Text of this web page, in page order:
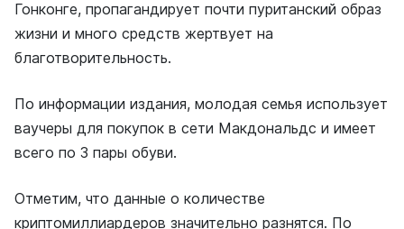
Гонконге, пропагандирует почти пуританский образ
жизни и много средств жертвует на
благотворительность.
По информации издания, молодая семья использует
ваучеры для покупок в сети Макдональдс и имеет
всего по 3 пары обуви.
Отметим, что данные о количестве
криптомиллиардеров значительно разнятся. По